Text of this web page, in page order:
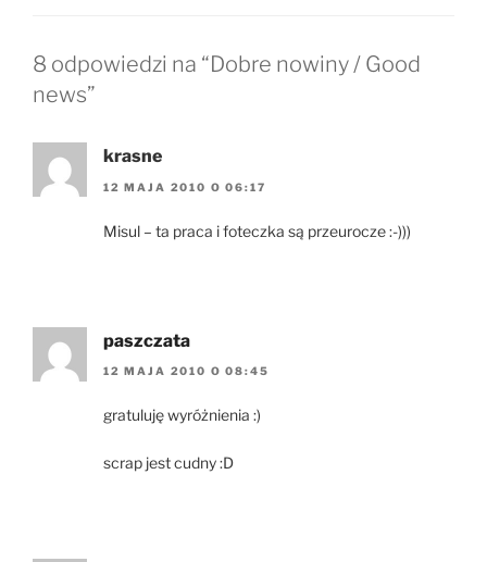
8 odpowiedzi na “Dobre nowiny / Good
news”
krasne
12 MAJA 2010 O 06:17
Misul – ta praca i foteczka są przeurocze :-)))
paszczata
12 MAJA 2010 O 08:45
gratuluję wyróżnienia :)
scrap jest cudny :D